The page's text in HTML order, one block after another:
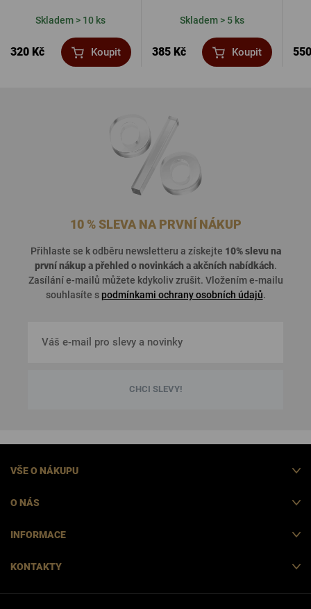
Skladem > 10 ks
320 Kč Koupit
Skladem > 5 ks
385 Kč Koupit
10 % SLEVA NA PRVNÍ NÁKUP
Přihlaste se k odběru newsletteru a získejte 10% slevu na
první nákup a přehled o novinkách a akčních nabídkách.
Zasílání e-mailů můžete kdykoliv zrušit. Vložením e-mailu
souhlasíte s podmínkami ochrany osobních údajů.
CHCI SLEVY!
VŠE O NÁKUPU
O NÁS
INFORMACE
KONTAKTY